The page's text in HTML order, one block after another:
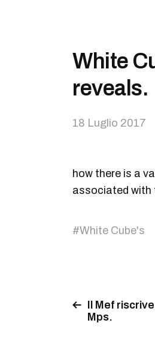
White
reveals.
18 Luglio 2017
how there is a
associated with
#White Cube's
Il Mef
Mps.